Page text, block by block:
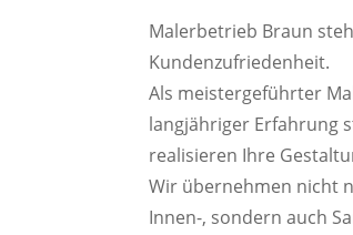
Malerbetrieb Braun
Kundenzufriedenheit.
Als meistergeführter
langjähriger Erfahrung
realisieren Ihre
Wir übernehmen nicht
Innen-, sondern auch